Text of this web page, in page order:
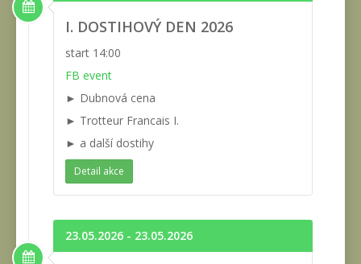
I. DOSTIHOVÝ DEN 2026
start 14:00
FB event
► Dubnová cena
► Trotteur Francais I.
► a další dostihy
Detail akce
23.05.2026 - 23.05.2026